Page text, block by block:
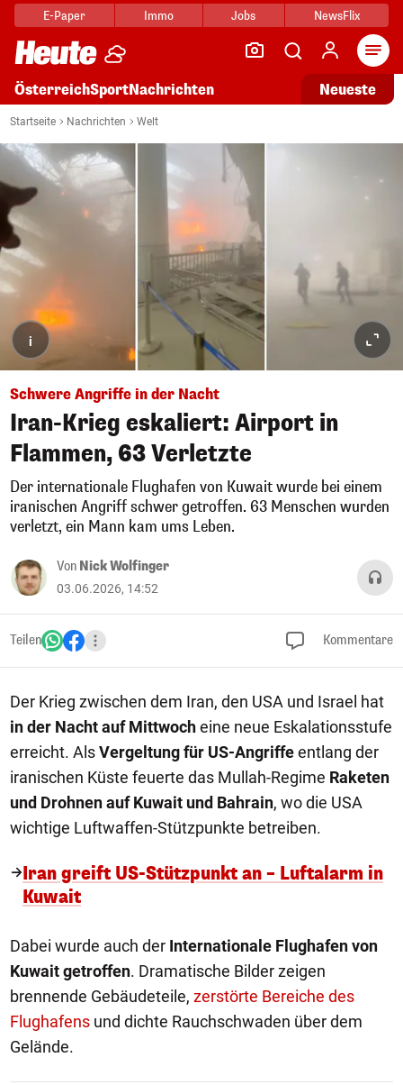
E-Paper Immo Jobs NewsFlix
ÖsterreichSportNachrichten Neueste
Startseite Nachrichten Welt
i
Schwere Angriffe in der Nacht
Iran-Krieg eskaliert: Airport in
Flammen, 63 Verletzte
Der internationale Flughafen von Kuwait wurde bei einem
iranischen Angriff schwer getroffen. 63 Menschen wurden
verletzt, ein Mann kam ums Leben.
Von Nick Wolfinger
03.06.2026, 14:52
Teilen Kommentare
Der Krieg zwischen dem Iran, den USA und Israel hat
in der Nacht auf Mittwocheine neue Eskalationsstufe
erreicht. AlsVergeltung für US-Angriffeentlang der
iranischen Küste feuerte das Mullah-Regime Raketen
und Drohnen auf Kuwait und Bahrain, wo die USA
wichtige Luftwaffen-Stützpunkte betreiben.
Iran greift US-Stützpunkt an – Luftalarm in
Kuwait
Dabei wurde auch der Internationale Flughafen von
Kuwait getroffen. Dramatische Bilder zeigen
brennende Gebäudeteile, zerstörte Bereiche des
Flughafens und dichte Rauchschwaden über dem
Gelände.